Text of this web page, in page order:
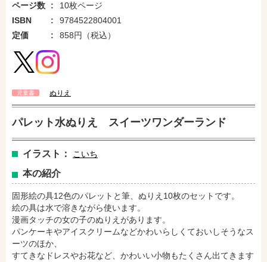
ページ数
10枚ページ
ISBN
9784522804001
定価
858円（税込）
児童書 ぬりえ
パレット水ぬりえ スイーツワンダーランド
イラスト： こいち
本の紹介
固形絵の具12色のパレットと筆、ぬりえ10枚のセットです。
絵の具は水で溶きながら使います。
漫画タッチの女の子のぬりえがあります。
パンケーキやアイスクリームなどかわいらしくておいしそうなス
ーツのほか、
すてきなドレスやお花など、かわいい小物もたくさん出てきます
amazonで購入 楽天ブックスで購入
セブンネットショッピングで購入
e-honで購入 Honya Club.comで購入